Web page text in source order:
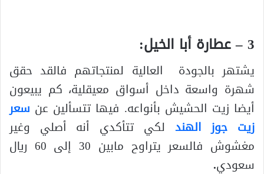
3 – عطارة أبا الخيل:
يشتهر بالجودة العالية لمنتجاتهم فالقد حقق
شهرة واسعة داخل أسواق معيقلية، كم يبيعون
أيضا زيت الحشيش بأنواعه. فيها تتسألين عن سعر
زيت جوز الهند لكي تتأكدي أنه أصلي وغير
مغشوش فالسعر يتراوح مابين 30 إلى 60 ريال
سعودي.